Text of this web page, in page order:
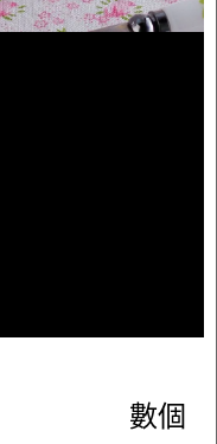
數個